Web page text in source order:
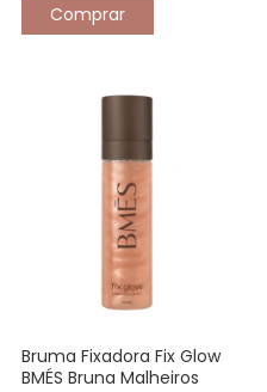
Comprar
Bruma Fixadora Fix Glow
BMÉS Bruna Malheiros